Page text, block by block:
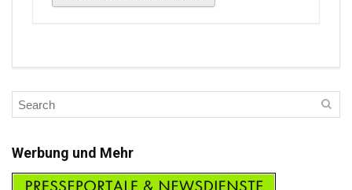
Werbung und Mehr